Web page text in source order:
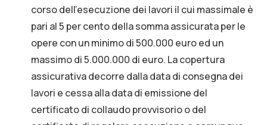
corso dell'esecuzione dei lavori il cui massimale è
pari al 5 per cento della somma assicurata per le
opere con un minimo di 500.000 euro ed un
massimo di 5.000.000 di euro. La copertura
assicurativa decorre dalla data di consegna dei
lavori e cessa alla data di emissione del
certificato di collaudo provvisorio o del